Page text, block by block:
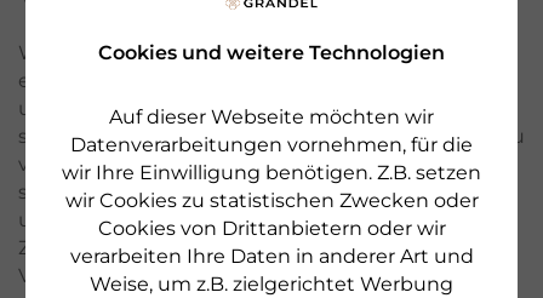
Cookies und weitere Technologien
Auf dieser Webseite möchten wir
Datenverarbeitungen vornehmen, für die
wir Ihre Einwilligung benötigen. Z.B. setzen
wir Cookies zu statistischen Zwecken oder
Cookies von Drittanbietern oder wir
verarbeiten Ihre Daten in anderer Art und
Weise, um z.B. zielgerichtet Werbung
Weihnachtsgebäck gehört in der Adventszeit
einfach dazu. Was gibt es Schöneres, als Freunde
und die Verwandtschaft mit ein paar
selbstgemachten Plätzchen am Adventssonntag zu
verwöhnen und sich nebenbei die Leckereien auch
selbst schmecken zu lassen? Neben Vanillekipferln
und ausgestochenen Butterplätzchen zählen auch
Zimtsterne zu den Klassikern in der
Vorweihnachtszeit.